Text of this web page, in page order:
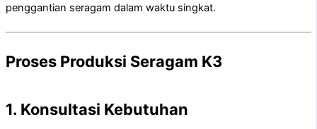
penggantian seragam dalam waktu singkat.
Proses Produksi Seragam K3
1. Konsultasi Kebutuhan